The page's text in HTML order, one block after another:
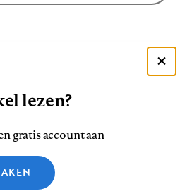
ons
YouTube
Privacy
vragen verdienen
lezen?
gratis account aan